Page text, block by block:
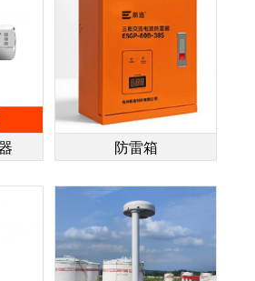
防雷箱